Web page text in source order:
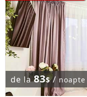
de la83$/ noapte